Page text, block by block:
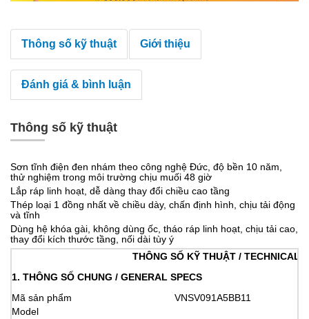
Thông số kỹ thuật Giới thiệu
Đánh giá & bình luận
Thông số kỹ thuật
Sơn tĩnh điện đen nhám theo công nghệ Đức, độ bền 10 năm,
thử nghiệm trong môi trường chịu muối 48 giờ
Lắp ráp linh hoạt, dễ dàng thay đổi chiều cao tầng
Thép loại 1 đồng nhất về chiều dày, chấn định hình, chịu tải động
và tĩnh
Dùng hệ khóa gài, không dùng ốc, tháo ráp linh hoạt, chịu tải cao,
thay đổi kích thước tầng, nối dài tùy ý
THÔNG SỐ KỸ THUẬT / TECHNICAL
1. THÔNG SỐ CHUNG / GENERAL SPECS
Mã sản phẩm
Model
VNSV091A5BB11